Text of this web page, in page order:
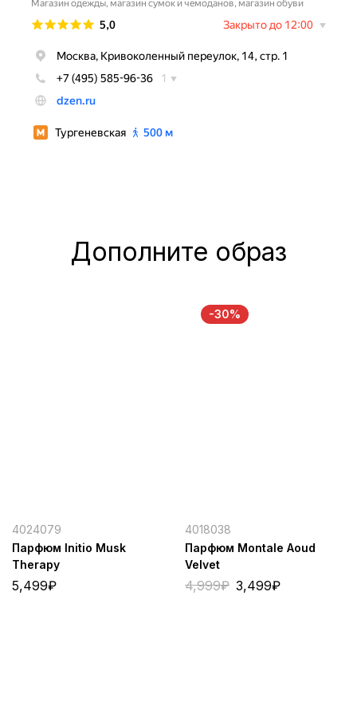
Дополните образ
4024079
Парфюм Initio Musk
Therapy
5,499₽
-30%
4018038
Парфюм Montale Aoud
Velvet
4,999₽ 3,499₽